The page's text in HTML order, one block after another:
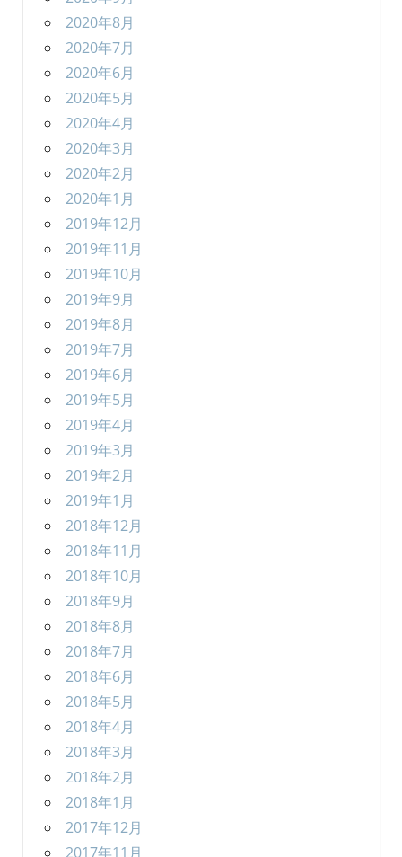
2020年8月
2020年7月
2020年6月
2020年5月
2020年4月
2020年3月
2020年2月
2020年1月
2019年12月
2019年11月
2019年10月
2019年9月
2019年8月
2019年7月
2019年6月
2019年5月
2019年4月
2019年3月
2019年2月
2019年1月
2018年12月
2018年11月
2018年10月
2018年9月
2018年8月
2018年7月
2018年6月
2018年5月
2018年4月
2018年3月
2018年2月
2018年1月
2017年12月
2017年11月